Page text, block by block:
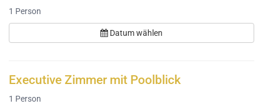
1 Person
Datum wählen
Executive Zimmer mit Poolblick
1 Person